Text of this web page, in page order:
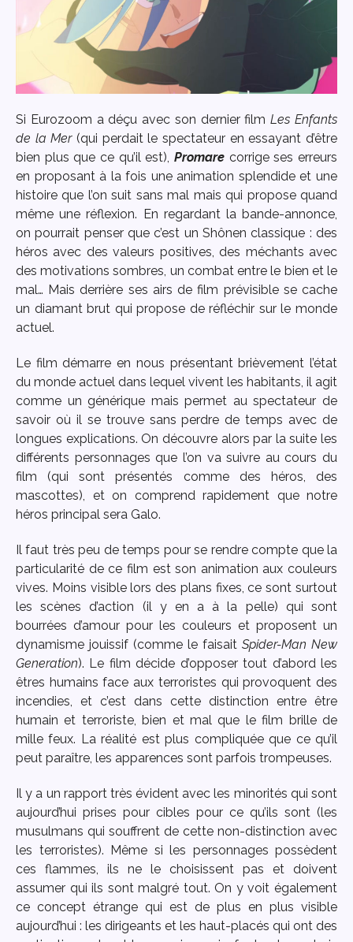
Si Eurozoom a déçu avec son dernier filmLes Enfants
de la Mer(qui perdait le spectateur en essayant d’être
bien plus que ce qu’il est), Promare corrige ses erreurs
en proposant à la fois une animation splendide et une
histoire que l’on suit sans mal mais qui propose quand
même une réflexion. En regardant la bande-annonce,
on pourrait penser que c’est un Shônen classique : des
héros avec des valeurs positives, des méchants avec
des motivations sombres, un combat entre le bien et le
mal… Mais derrière ses airs de film prévisible se cache
un diamant brut qui propose de réfléchir sur le monde
actuel.
Le film démarre en nous présentant brièvement l’état
du monde actuel dans lequel vivent les habitants, il agit
comme un générique mais permet au spectateur de
savoir où il se trouve sans perdre de temps avec de
longues explications. On découvre alors par la suite les
différents personnages que l’on va suivre au cours du
film (qui sont présentés comme des héros, des
mascottes), et on comprend rapidement que notre
héros principal sera Galo.
Il faut très peu de temps pour se rendre compte que la
particularité de ce film est son animation aux couleurs
vives. Moins visible lors des plans fixes, ce sont surtout
les scènes d’action (il y en a à la pelle) qui sont
bourrées d’amour pour les couleurs et proposent un
dynamisme jouissif (comme le faisait Spider-Man New
Generation). Le film décide d’opposer tout d’abord les
êtres humains face aux terroristes qui provoquent des
incendies, et c’est dans cette distinction entre être
humain et terroriste, bien et mal que le film brille de
mille feux. La réalité est plus compliquée que ce qu’il
peut paraître, les apparences sont parfois trompeuses.
Il y a un rapport très évident avec les minorités qui sont
aujourd’hui prises pour cibles pour ce qu’ils sont (les
musulmans qui souffrent de cette non-distinction avec
les terroristes). Même si les personnages possèdent
ces flammes, ils ne le choisissent pas et doivent
assumer qui ils sont malgré tout. On y voit également
ce concept étrange qui est de plus en plus visible
aujourd’hui : les dirigeants et les haut-placés qui ont des